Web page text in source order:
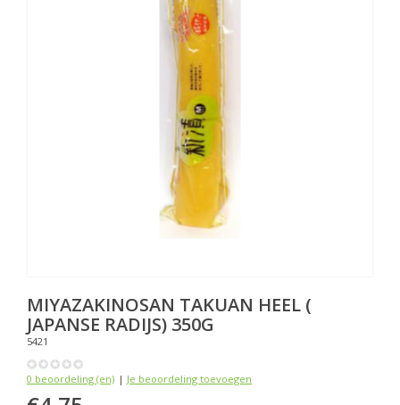
MIYAZAKINOSAN TAKUAN HEEL (
JAPANSE RADIJS) 350G
5421
0 beoordeling (en) | Je beoordeling toevoegen